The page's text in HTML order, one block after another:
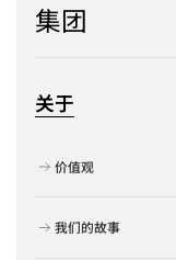
集团
关于
价值观
我们的故事